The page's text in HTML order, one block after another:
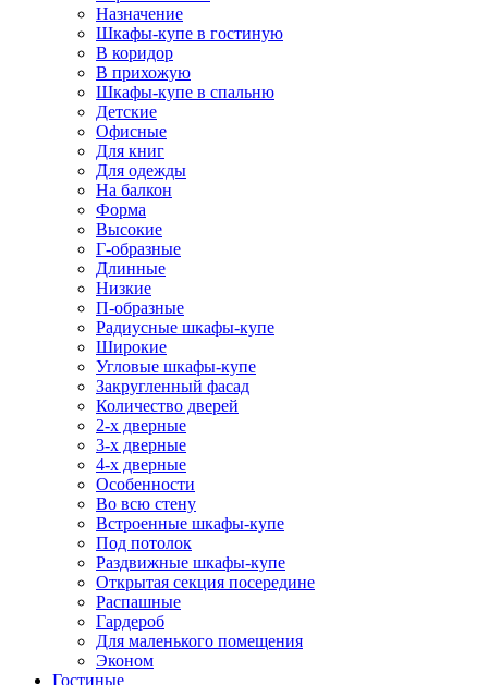
Назначение
Шкафы-купе в гостиную
В коридор
В прихожую
Шкафы-купе в спальню
Детские
Офисные
Для книг
Для одежды
На балкон
Форма
Высокие
Г-образные
Длинные
Низкие
П-образные
Радиусные шкафы-купе
Широкие
Угловые шкафы-купе
Закругленный фасад
Количество дверей
2-х дверные
3-х дверные
4-х дверные
Особенности
Во всю стену
Встроенные шкафы-купе
Под потолок
Раздвижные шкафы-купе
Открытая секция посередине
Распашные
Гардероб
Для маленького помещения
Эконом
Гостиные